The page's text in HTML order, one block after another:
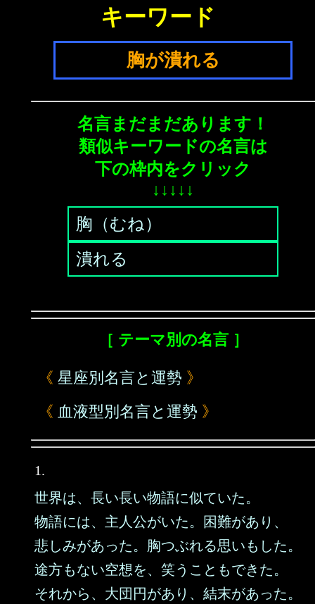
キーワード
胸が潰れる
名言まだまだあります！
類似キーワードの名言は
下の枠内をクリック
↓↓↓↓↓
胸（むね）
潰れる
［ テーマ別の名言 ］
《 星座別名言と運勢 》
《 血液型別名言と運勢 》
1.
世界は、長い長い物語に似ていた。
物語には、主人公がいた。困難があり、
悲しみがあった。胸つぶれる思いもした。
途方もない空想を、笑うこともできた。
それから、大団円があり、結末があった。